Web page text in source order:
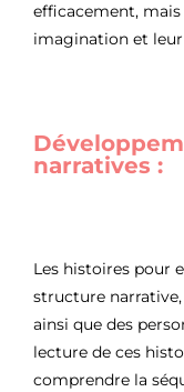
efficacement,
imagination et
narratives :
Les histoires pour
structure
ainsi que des
lecture de ces
comprendre la